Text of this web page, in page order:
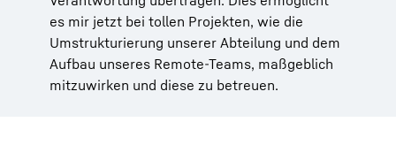
es mir jetzt bei tollen Projekten, wie die
Umstrukturierung unserer Abteilung und dem
Aufbau unseres Remote-Teams, maßgeblich
mitzuwirken und diese zu betreuen.